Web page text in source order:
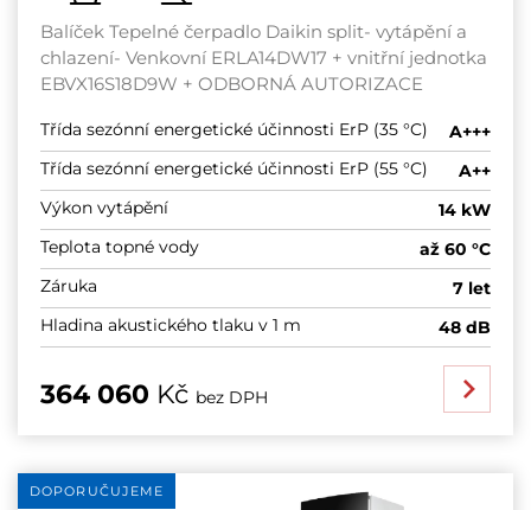
Balíček Tepelné čerpadlo Daikin split- vytápění a
chlazení- Venkovní ERLA14DW17 + vnitřní jednotka
EBVX16S18D9W + ODBORNÁ AUTORIZACE
Třída sezónní energetické účinnosti ErP (35 °C)
A+++
Třída sezónní energetické účinnosti ErP (55 °C)
A++
Výkon vytápění
14 kW
Teplota topné vody
až 60 °C
Záruka
7 let
Hladina akustického tlaku v 1 m
48 dB
364 060 Kč bez DPH
DOPORUČUJEME